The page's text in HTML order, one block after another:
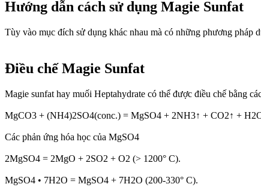
Hướng dẫn cách sử dụng Magie Sunfat​
Tùy vào mục đích sử dụng khác nhau mà có những phương
Điều chế Magie Sunfat​
Magie sunfat hay muối Heptahydrate có thể được điều chế bằng
MgCO3 + (NH4)2SO4(conc.) = MgSO4 + 2NH3↑ + CO2↑ +
Các phản ứng hóa học của MgSO4
2MgSO4 = 2MgO + 2SO2 + O2 (> 1200° C).
MgSO4 • 7H2O = MgSO4 + 7H2O (200-330° C).